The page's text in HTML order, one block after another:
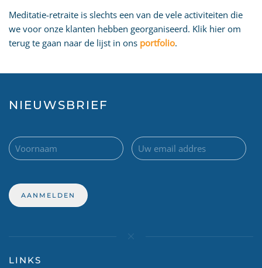
Meditatie-retraite is slechts een van de vele activiteiten die
we voor onze klanten hebben georganiseerd. Klik hier om
terug te gaan naar de lijst in ons portfolio.
NIEUWSBRIEF
LINKS